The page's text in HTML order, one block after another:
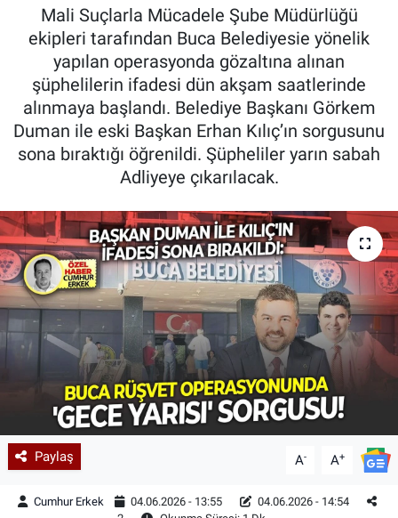
Mali Suçlarla Mücadele Şube Müdürlüğü
ekipleri tarafından Buca Belediyesie yönelik
yapılan operasyonda gözaltına alınan
şüphelilerin ifadesi dün akşam saatlerinde
alınmaya başlandı. Belediye Başkanı Görkem
Duman ile eski Başkan Erhan Kılıç’ın sorgusunu
sona bıraktığı öğrenildi. Şüpheliler yarın sabah
Adliyeye çıkarılacak.
Paylaş A- A+
Cumhur Erkek 04.06.2026 - 13:55
04.06.2026 - 14:54
Tüm Manşetler
Son Dakika Haberleri
Haber Arşivi